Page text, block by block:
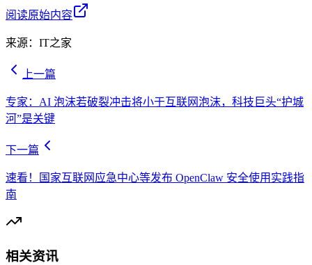
阅读原始内容
来源： IT之家
上一篇
专家：AI 泡沫若破裂冲击将小于互联网泡沫，科技巨头“护城
河”是关键
下一篇
速看！国家互联网应急中心等发布 OpenClaw 安全使用实践指
南
相关资讯